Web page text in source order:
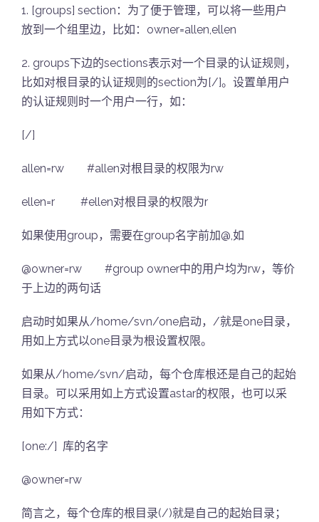
1. [groups] section：为了便于管理，可以将一些用户
放到一个组里边，比如：owner=allen,ellen
2. groups下边的sections表示对一个目录的认证规则，
比如对根目录的认证规则的section为[/]。设置单用户
的认证规则时一个用户一行，如：
[/]
allen=rw #allen对根目录的权限为rw
ellen=r #ellen对根目录的权限为r
如果使用group，需要在group名字前加@,如
@owner=rw #group owner中的用户均为rw，等价
于上边的两句话
启动时如果从/home/svn/one启动，/就是one目录，
用如上方式以one目录为根设置权限。
如果从/home/svn/启动，每个仓库根还是自己的起始
目录。可以采用如上方式设置astar的权限，也可以采
用如下方式：
[one:/] 库的名字
@owner=rw
简言之，每个仓库的根目录(/)就是自己的起始目录；